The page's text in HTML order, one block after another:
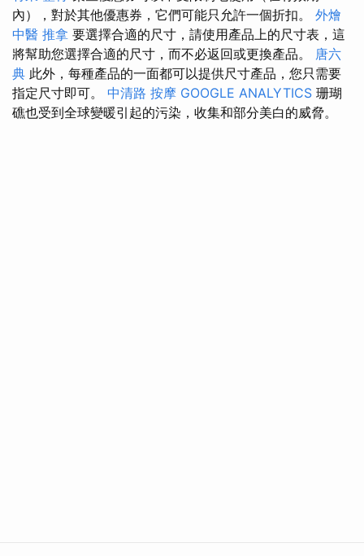
內），對於其他優惠券，它們可能只允許一個折扣。 外燴
中醫 推拿 要選擇合適的尺寸，請使用產品上的尺寸表，這
將幫助您選擇合適的尺寸，而不必返回或更換產品。 唐六
典 此外，每種產品的一面都可以提供尺寸產品，您只需要
指定尺寸即可。 中清路 按摩 GOOGLE ANALYTICS 珊瑚
礁也受到全球變暖引起的污染，收集和部分美白的威脅。